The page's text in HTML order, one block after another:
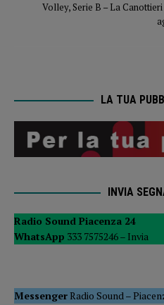
Volley, Serie B – La
LA TUA
INVIA
Radio Sound Piacenza 24
WhatsApp 333 7575246 – Invia
MessengerRadio Sound –